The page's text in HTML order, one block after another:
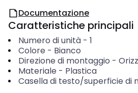
Documentazione
Caratteristiche principali
Numero di unità- 1
Colore - Bianco
Direzione di montaggio -
Materiale - Plastica
Casella di testo/superficie di